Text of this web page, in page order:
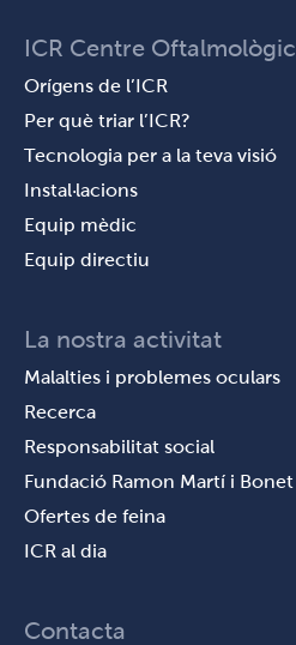
ICR Centre Oftalmològic
Orígens de l’ICR
Per què triar l’ICR?
Tecnologia per a la teva visió
Instal·lacions
Equip mèdic
Equip directiu
La nostra activitat
Malalties i problemes oculars
Recerca
Responsabilitat social
Fundació Ramon Martí i Bonet
Ofertes de feina
ICR al dia
Contacta